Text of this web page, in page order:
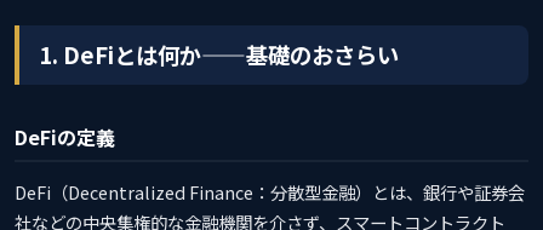
1. DeFiとは何か——基礎のおさらい
DeFiの定義
DeFi（Decentralized Finance：分散型金融）とは、銀行や証券会
社などの中央集権的な金融機関を介さず、スマートコントラクト